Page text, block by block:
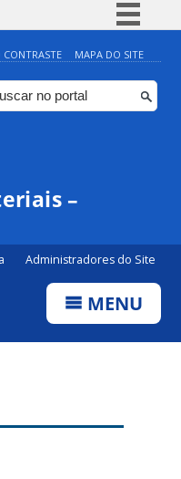
Simplifique!
Comunica BR
Participe
Canais
CONTRASTE MAPA DO SITE
–
Administradores do Site
MENU